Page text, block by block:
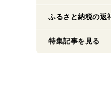
ふるさと納税の返
特集記事を見る